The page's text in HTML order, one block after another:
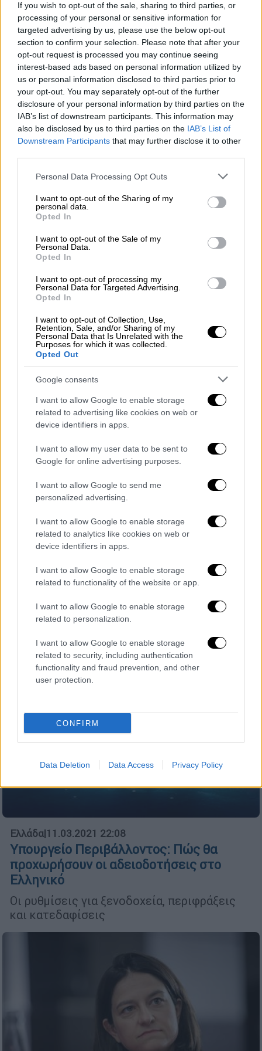
If you wish to opt-out of the sale, sharing to third parties, or
processing of your personal or sensitive information for
targeted advertising by us, please use the below opt-out
section to confirm your selection. Please note that after your
opt-out request is processed you may continue seeing
interest-based ads based on personal information utilized by
us or personal information disclosed to third parties prior to
your opt-out. You may separately opt-out of the further
disclosure of your personal information by third parties on the
IAB’s list of downstream participants. This information may
also be disclosed by us to third parties on the IAB’s List of
Downstream Participants that may further disclose it to other
Please note that this website/app uses one or more Google
not limited to your visit or usage behaviour. You may click to
grant or deny consent to Google and its third-party tags to
use your data for below specified purposes in below Google
consent section.
Personal Data Processing Opt Outs
I want to opt-out of the Sharing of my
personal data.
Opted In
I want to opt-out of the Sale of my
Personal Data.
Opted In
I want to opt-out of processing my
Personal Data for Targeted Advertising.
Opted In
I want to opt-out of Collection, Use,
Retention, Sale, and/or Sharing of my
Personal Data that Is Unrelated with the
Purposes for which it was collected.
Opted Out
Google consents
I want to allow Google to enable storage
related to advertising like cookies on web or
device identifiers in apps.
I want to allow my user data to be sent to
Google for online advertising purposes.
I want to allow Google to send me
personalized advertising.
I want to allow Google to enable storage
related to analytics like cookies on web or
device identifiers in apps.
I want to allow Google to enable storage
related to functionality of the website or app.
I want to allow Google to enable storage
related to personalization.
I want to allow Google to enable storage
related to security, including authentication
functionality and fraud prevention, and other
user protection.
CONFIRM
Data Deletion Data Access Privacy Policy
επίσημα ο νο1 covid-free προορισμός
Δεν έχει αντίπαλο και υπάρχει λόγος γι’
αυτό.
Απόψεις|11.03.2021 22:26
Κάτι δεν πάει καλά και δεν είναι μόνο ο
χαρταετός την Καθαρά Δευτέρα
Τι ακριβώς ήθελε να πει η κυρία Κοτανίδου
στα βράχια τη χώρα και τους πολίτες της; Η
κατάσταση είναι ιδιαιτέρως σοβαρή
Αθλητισμός|11.03.2021 22:23
Europa League: Σε ματσάρα η Μίλαν
ισοφάρισε τη Γιουνάιτεντ στο 92' -
Προβάδισμα Αγιαξ, Βιγιαρεάλ
Η Γιουνάιτεντ ήταν αγκαλιά με το
προβάδισμα πρόκρισης αλλά η Μίλαν της
γκολ στις καθυστερήσεις - Προβάδισμα για
Αγιαξ, Βιγιαρέάλ, ανοιχτοί λογαριασμοί για
Ρέιντζερς και Σλάβια
Ελλάδα|11.03.2021 22:08
Υπουργείο Περιβάλλοντος: Πώς θα
προχωρήσουν οι αδειοδοτήσεις στο
Ελληνικό
Οι ρυθμίσεις για ξενοδοχεία, περιφράξεις
και κατεδαφίσεις